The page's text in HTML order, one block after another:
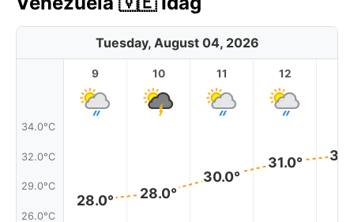
Tuesday, August 04, 2026
34.0°C
32.0°C
29.0°C
26.0°C
9
28.0°
10
28.0°
11
30.0°
12
31.0°